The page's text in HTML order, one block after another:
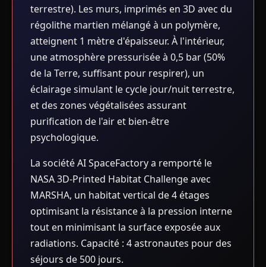
terrestre). Les murs, imprimés en 3D avec du
régolithe martien mélangé à un polymère,
atteignent 1 mètre d'épaisseur. À l'intérieur,
une atmosphère pressurisée à 0,5 bar (50%
de la Terre, suffisant pour respirer), un
éclairage simulant le cycle jour/nuit terrestre,
et des zones végétalisées assurant
purification de l'air et bien-être
psychologique.
La société AI SpaceFactory a remporté le
NASA 3D-Printed Habitat Challenge avec
MARSHA, un habitat vertical de 4 étages
optimisant la résistance à la pression interne
tout en minimisant la surface exposée aux
radiations. Capacité : 4 astronautes pour des
séjours de 500 jours.